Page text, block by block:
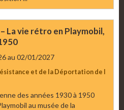
La vie rétro en Playmobil,
au 02/01/2027
et de la Déportation de l
des années 1930 à 1950
au musée de la